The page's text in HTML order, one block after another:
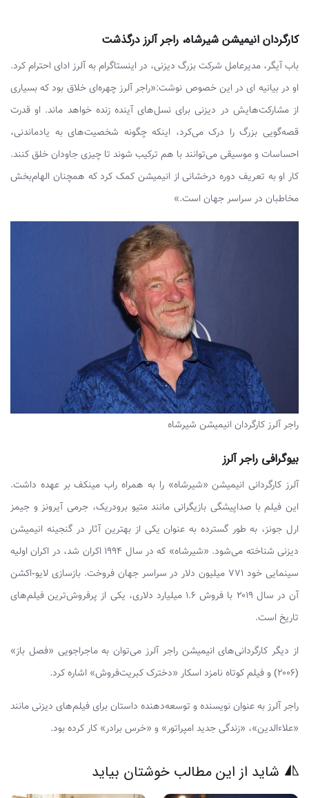
کارگردان انیمیشن شیرشاه، راجر آلرز درگذشت
باب آیگر، مدیرعامل شرکت بزرگ دیزنی، در اینستاگرام به آلرز ادای احترام کرد.
او در بیانیه ای در این خصوص نوشت:«راجر آلرز چهره‌ای خلاق بود که بسیاری
از مشارکت‌هایش در دیزنی برای نسل‌های آینده زنده خواهد ماند. او قدرت
قصه‌گویی بزرگ را درک می‌کرد، اینکه چگونه شخصیت‌های به یادماندنی،
احساسات و موسیقی می‌توانند با هم ترکیب شوند تا چیزی جاودان خلق کنند.
کار او به تعریف دوره درخشانی از انیمیشن کمک کرد که همچنان الهام‌بخش
مخاطبان در سراسر جهان است.»
راجر آلرز کارگردان انیمیشن شیرشاه
بیوگرافی راجر آلرز
آلرز کارگردانی انیمیشن «شیرشاه» را به همراه راب مینکف بر عهده داشت.
این فیلم با صداپیشگی بازیگرانی مانند متیو برودریک، جرمی آیرونز و جیمز
ارل جونز، به طور گسترده به عنوان یکی از بهترین آثار در گنجینه انیمیشن
دیزنی شناخته می‌شود. «شیرشاه» که در سال ۱۹۹۴ اکران شد، در اکران اولیه
سینمایی خود ۷۷۱ میلیون دلار در سراسر جهان فروخت. بازسازی لایو-اکشن
آن در سال ۲۰۱۹ با فروش ۱.۶ میلیارد دلاری، یکی از پرفروش‌ترین فیلم‌های
تاریخ است.
از دیگر کارگردانی‌های انیمیشن راجر آلرز می‌توان به ماجراجویی «فصل باز»
(۲۰۰۶) و فیلم کوتاه نامزد اسکار «دخترک کبریت‌فروش» اشاره کرد.
راجر آلرز به عنوان نویسنده و توسعه‌دهنده داستان برای فیلم‌های دیزنی مانند
«علاء‌الدین»، «زندگی جدید امپراتور» و «خرس برادر» کار کرده بود.
شاید از این مطالب خوشتان بیاید